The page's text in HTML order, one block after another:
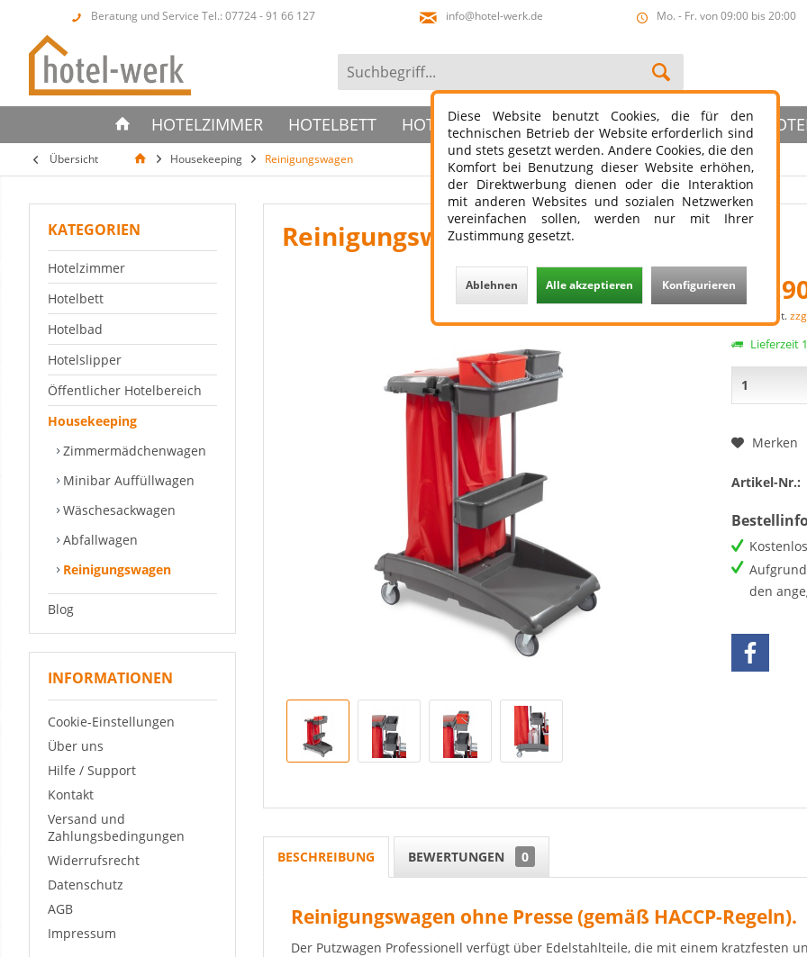
Beratung und Service Tel.: 07724 - 91 66 127 info@hotel-werk.de Mo. - Fr. von 09:00 bis 20:00
HOTELZIMMER HOTELBETT HOTELBAD HOTELSLIPPER ÖFFENTLICHER
Übersicht Housekeeping Reinigungswagen
KATEGORIEN
Hotelzimmer
Hotelbett
Hotelbad
Hotelslipper
Öffentlicher Hotelbereich
Housekeeping
Zimmermädchenwagen
Minibar Auffüllwagen
Wäschesackwagen
Abfallwagen
Reinigungswagen
Blog
INFORMATIONEN
Cookie-Einstellungen
Über uns
Hilfe / Support
Kontakt
Versand und
Zahlungsbedingungen
Widerrufsrecht
Datenschutz
AGB
Impressum
Reinigungswagen ohne Presse
zzgl. MwSt.
Lieferzeit
Merken
Artikel-Nr.:
den
BESCHREIBUNG BEWERTUNGEN 0
Reinigungswagen ohne Presse (gemäß HACCP-Regeln).
Der Putzwagen Professionell verfügt über Edelstahlteile, die mit einem kratzfesten
Diese Website benutzt Cookies, die für den
technischen Betrieb der Website erforderlich sind
und stets gesetzt werden. Andere Cookies, die den
Komfort bei Benutzung dieser Website erhöhen,
der Direktwerbung dienen oder die Interaktion
mit anderen Websites und sozialen Netzwerken
vereinfachen sollen, werden nur mit Ihrer
Zustimmung gesetzt.
Ablehnen Alle akzeptieren Konfigurieren